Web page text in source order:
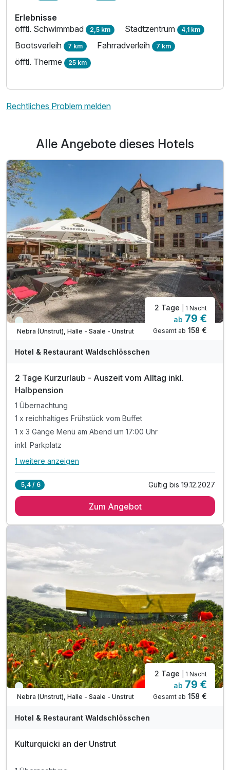
Erlebnisse
öfftl. Schwimmbad 2,5 km Stadtzentrum 4,1 km
Bootsverleih 7 km Fahrradverleih 7 km
öfftl. Therme 25 km
Rechtliches Problem melden
Alle Angebote dieses Hotels
Immer verfügbar
Nebra (Unstrut), Halle - Saale - Unstrut
2 Tage | 1 Nacht
ab 79 €
Gesamt ab 158 €
Hotel & Restaurant Waldschlösschen
2 Tage Kurzurlaub - Auszeit vom Alltag inkl.
Halbpension
1 Übernachtung
1 x reichhaltiges Frühstück vom Buffet
1 x 3 Gänge Menü am Abend um 17:00 Uhr
inkl. Parkplatz
Alle Inklusivleistungen
1 x reichhaltiges Frühstück vom Buffet
inkl. W-LAN
1 weitere anzeigen
5,4 / 6 Gültig bis 19.12.2027
Zum Angebot
Immer verfügbar
Nebra (Unstrut), Halle - Saale - Unstrut
2 Tage | 1 Nacht
ab 79 €
Gesamt ab 158 €
Hotel & Restaurant Waldschlösschen
Kulturquicki an der Unstrut